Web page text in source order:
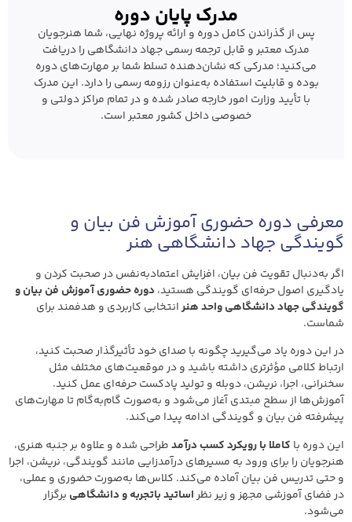
مدرک پایان دوره
پس از گذراندن کامل دوره و ارائه پروژه نهایی، شما هنرجویان
مدرک معتبر و قابل ترجمه رسمی جهاد دانشگاهی را دریافت
می‌کنید؛ مدرکی که نشان‌دهنده تسلط شما بر مهارت‌های دوره
بوده و قابلیت استفاده به‌عنوان رزومه رسمی را دارد. این مدرک
با تأیید وزارت امور خارجه صادر شده و در تمام مراکز دولتی و
خصوصی داخل کشور معتبر است.
معرفی دوره حضوری آموزش فن بیان و
گویندگی جهاد دانشگاهی هنر
اگر به‌دنبال تقویت فن بیان، افزایش اعتمادبه‌نفس در صحبت کردن و
یادگیری اصول حرفه‌ای گویندگی هستید، دوره حضوری آموزش فن بیان و
گویندگی جهاد دانشگاهی واحد هنرانتخابی کاربردی و هدفمند برای
شماست.
در این دوره یاد می‌گیرید چگونه با صدای خود تأثیرگذار صحبت کنید،
ارتباط کلامی مؤثرتری داشته باشید و در موقعیت‌های مختلف مثل
سخنرانی، اجرا، نریشن، دوبله و تولید پادکست حرفه‌ای عمل کنید.
آموزش‌ها از سطح مبتدی آغاز می‌شود و به‌صورت گام‌به‌گام تا مهارت‌های
پیشرفته فن بیان و گویندگی ادامه پیدا می‌کند.
این دوره با کاملا با رویکرد کسب درآمدطراحی شده و علاوه بر جنبه هنری،
هنرجویان را برای ورود به مسیرهای درآمدزایی مانند گویندگی، نریشن، اجرا
و حتی تدریس فن بیان آماده می‌کند. کلاس‌ها به‌صورت حضوری و عملی،
در فضای آموزشی مجهز و زیر نظراساتید باتجربه و دانشگاهی برگزار
می‌شود.